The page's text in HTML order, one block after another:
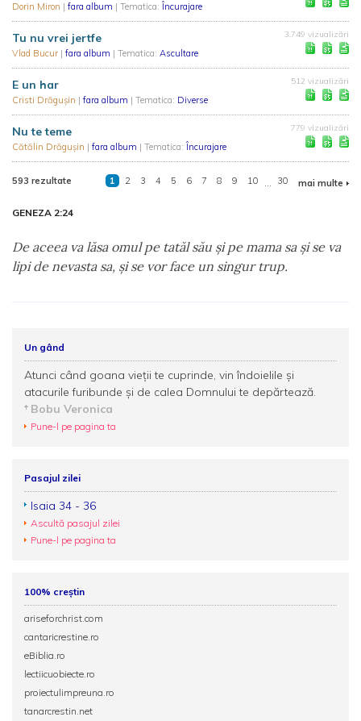
Dorin Miron | fara album | Tematica: Încurajare
Tu nu vrei jertfe
Vlad Bucur | fara album | Tematica: Ascultare
3.749 vizualizări
E un har
Cristi Drăgușin | fara album | Tematica: Diverse
512 vizualizări
Nu te teme
Cătălin Drăgușin | fara album | Tematica: Încurajare
779 vizualizări
593 rezultate 1 2 3 4 5 6 7 8 9 10 ... 30 mai multe
GENEZA 2:24
De aceea va lăsa omul pe tatăl său şi pe mama sa şi se va
lipi de nevasta sa, şi se vor face un singur trup.
Un gând
Atunci când goana vieții te cuprinde, vin îndoielile şi
atacurile furibunde şi de calea Domnului te depărtează.
Bobu Veronica
Pune-l pe pagina ta
Pasajul zilei
Isaia 34 - 36
Ascultă pasajul zilei
Pune-l pe pagina ta
100% creștin
ariseforchrist.com
cantaricrestine.ro
eBiblia.ro
lectiicuobiecte.ro
proiectulimpreuna.ro
tanarcrestin.net